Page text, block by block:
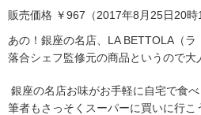
販売価格 ￥967（2017年8月25日20時
あの！銀座の名店、LA BETTOLA（ラ
落合シェフ監修元の商品というので大
銀座の名店お味がお手軽に自宅で食
筆者もさっそくスーパーに買いに行